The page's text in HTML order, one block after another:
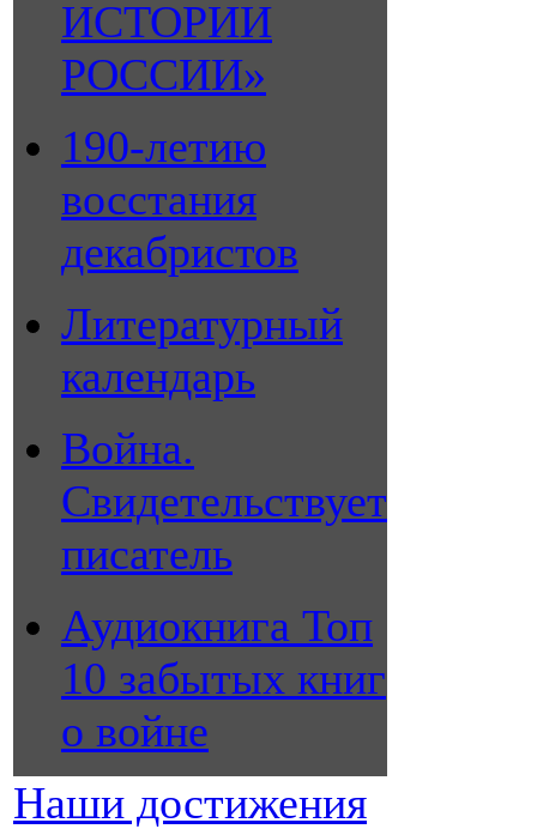
ИСТОРИИ
РОССИИ»
190-летию
восстания
декабристов
Литературный
календарь
Война.
Свидетельствует
писатель
Аудиокнига Топ
10 забытых книг
о войне
Наши достижения